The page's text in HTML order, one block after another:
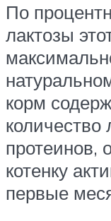
По
лактозы
корм
количество
протеинов,
котенку
первые